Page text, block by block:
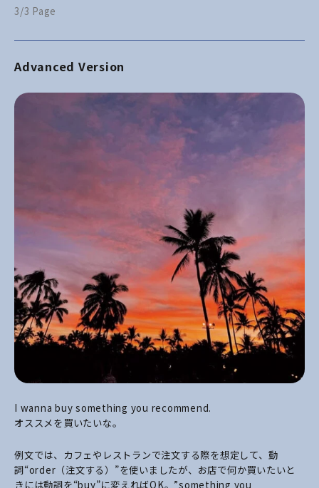
3/3 Page
Advanced Version
I wanna buy something you recommend.
オススメを買いたいな。
例文では、カフェやレストランで注文する際を想定して、動
詞“order（注文する）”を使いましたが、お店で何か買いたいと
きには動詞を“buy”に変えればOK。”something you